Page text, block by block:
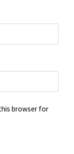
browser for